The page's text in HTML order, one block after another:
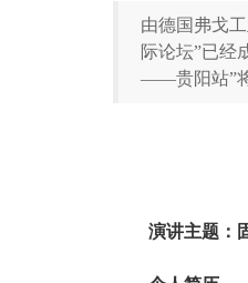
由德国弗戈
际论坛”已经
——贵阳站”
演讲主题：